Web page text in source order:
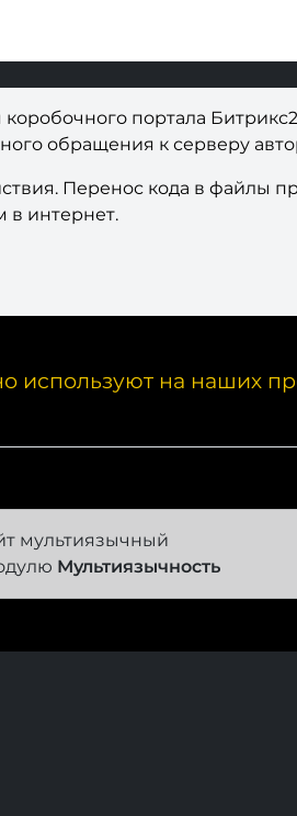
портала
обращения к серверу
Перенос кода в файлы
в интернет.
используют на наших
мультиязычный
Мультиязычность